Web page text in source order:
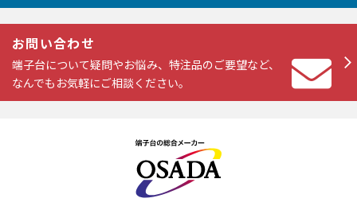
お問い合わせ
端子台について疑問やお悩み、特注品のご要望など、
なんでもお気軽にご相談ください。